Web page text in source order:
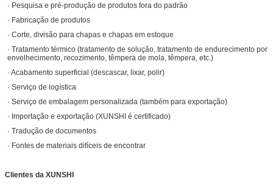
· Pesquisa e pré-produção de produtos fora do padrão
· Fabricação de produtos
· Corte, divisão para chapas e chapas em estoque
· Tratamento térmico (tratamento de solução, tratamento de endurecimento por
envelhecimento, recozimento, têmpera de mola, têmpera, etc.)
· Acabamento superficial (descascar, lixar, polir)
· Serviço de logística
· Serviço de embalagem personalizada (também para exportação)
· Importação e exportação (XUNSHI é certificado)
· Tradução de documentos
· Fontes de materiais difíceis de encontrar
Clientes da XUNSHI